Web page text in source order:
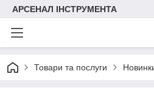
АРСЕНАЛ ІНСТРУМЕНТА
Товари та послуги